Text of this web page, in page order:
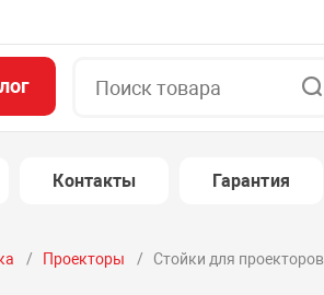
Контакты Гарантия
Проекторы Стойки для проекторов